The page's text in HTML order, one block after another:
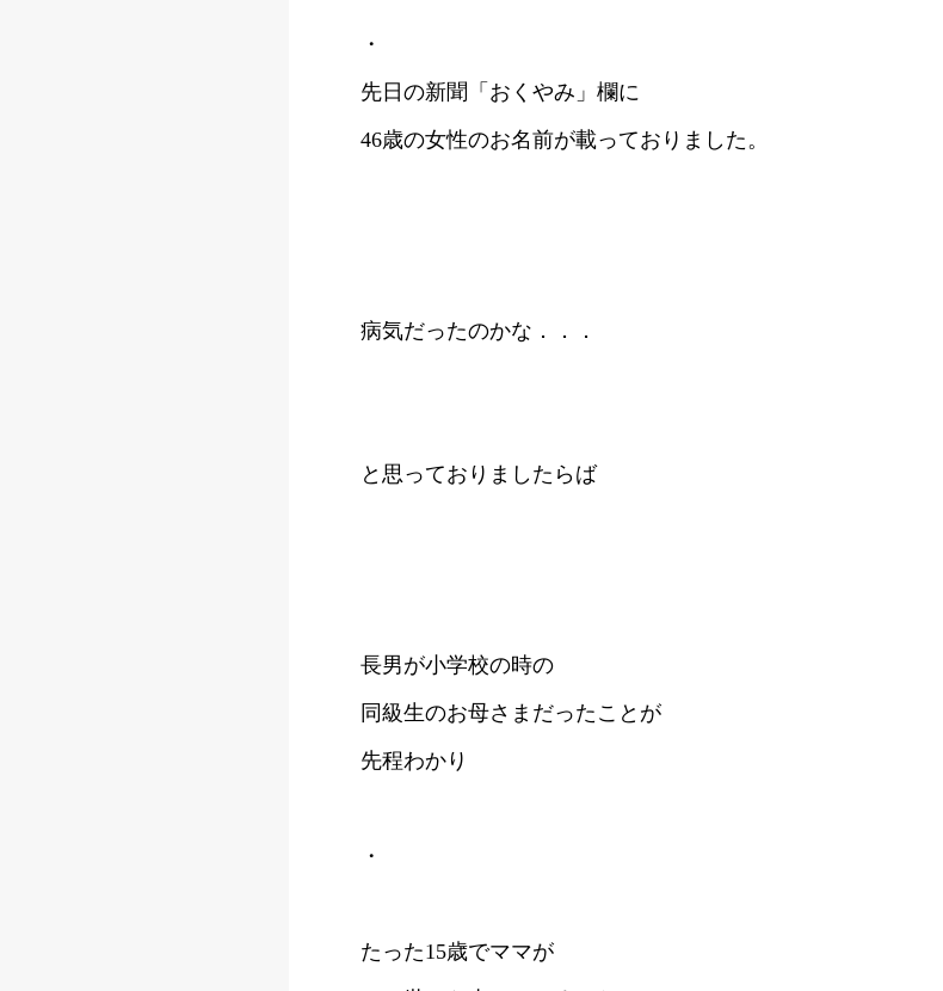
・
先日の新聞「おくやみ」欄に
46歳の女性のお名前が載っておりました。
病気だったのかな．．．
と思っておりましたらば
長男が小学校の時の
同級生のお母さまだったことが
先程わかり
・
たった15歳でママが